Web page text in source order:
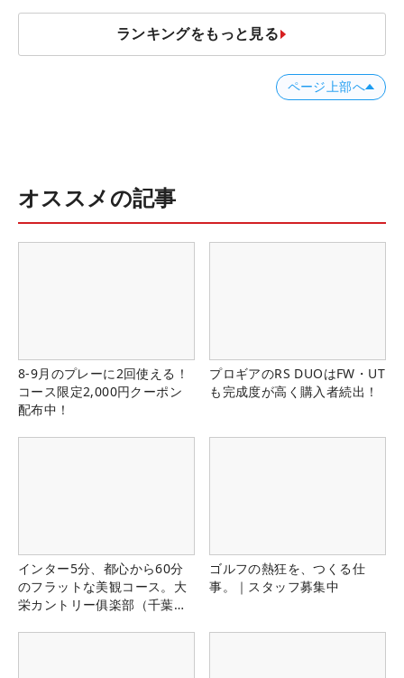
ランキングをもっと見る
ページ上部へ
オススメの記事
8-9月のプレーに2回使える！
コース限定2,000円クーポン
配布中！
プロギアのRS DUOはFW・UT
も完成度が高く購入者続出！
インター5分、都心から60分
のフラットな美観コース。大
栄カントリー俱楽部（千葉
ゴルフの熱狂を、つくる仕
事。｜スタッフ募集中